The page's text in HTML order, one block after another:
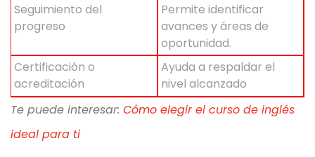
Seguimiento del
progreso
Permite identificar
avances y áreas de
oportunidad.
Certificación o
acreditación
Ayuda a respaldar el
nivel alcanzado
Te puede interesar: Cómo elegir el curso de inglés
ideal para ti